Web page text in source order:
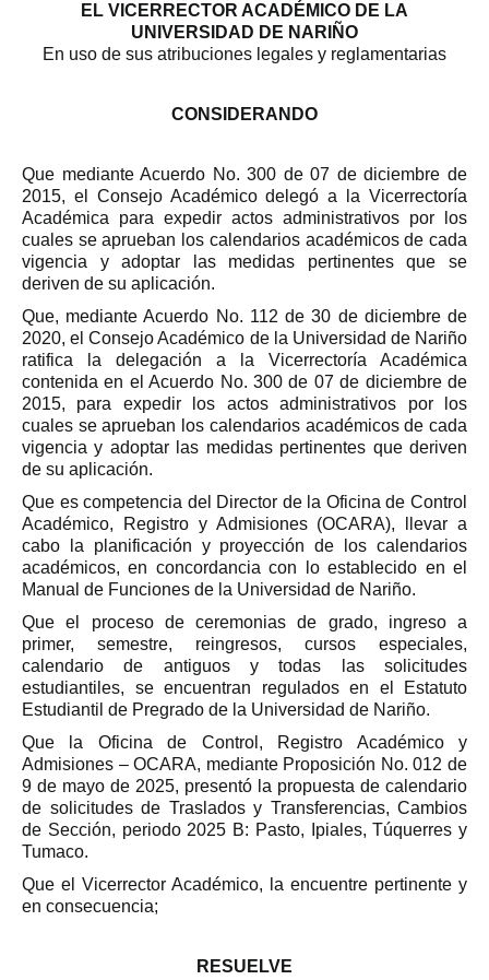
EL VICERRECTOR ACADÉMICO DE LA
UNIVERSIDAD DE NARIÑO
En uso de sus atribuciones legales y reglamentarias
CONSIDERANDO
Que mediante Acuerdo No. 300 de 07 de diciembre de
2015, el Consejo Académico delegó a la Vicerrectoría
Académica para expedir actos administrativos por los
cuales se aprueban los calendarios académicos de cada
vigencia y adoptar las medidas pertinentes que se
deriven de su aplicación.
Que, mediante Acuerdo No. 112 de 30 de diciembre de
2020, el Consejo Académico de la Universidad de Nariño
ratifica la delegación a la Vicerrectoría Académica
contenida en el Acuerdo No. 300 de 07 de diciembre de
2015, para expedir los actos administrativos por los
cuales se aprueban los calendarios académicos de cada
vigencia y adoptar las medidas pertinentes que deriven
de su aplicación.
Que es competencia del Director de la Oficina de Control
Académico, Registro y Admisiones (OCARA), llevar a
cabo la planificación y proyección de los calendarios
académicos, en concordancia con lo establecido en el
Manual de Funciones de la Universidad de Nariño.
Que el proceso de ceremonias de grado, ingreso a
primer, semestre, reingresos, cursos especiales,
calendario de antiguos y todas las solicitudes
estudiantiles, se encuentran regulados en el Estatuto
Estudiantil de Pregrado de la Universidad de Nariño.
Que la Oficina de Control, Registro Académico y
Admisiones – OCARA, mediante Proposición No. 012 de
9 de mayo de 2025, presentó la propuesta de calendario
de solicitudes de Traslados y Transferencias, Cambios
de Sección, periodo 2025 B: Pasto, Ipiales, Túquerres y
Tumaco.
Que el Vicerrector Académico, la encuentre pertinente y
en consecuencia;
RESUELVE